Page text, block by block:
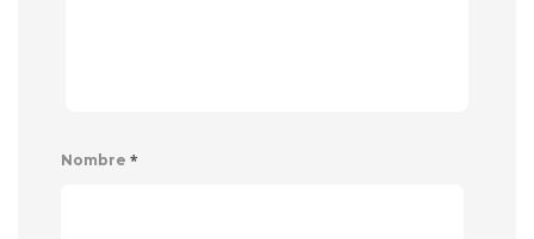
Nombre *